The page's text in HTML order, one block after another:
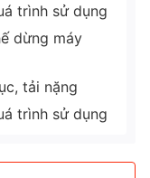
trình sử dụng
dừng máy
tải nặng
trình sử dụng